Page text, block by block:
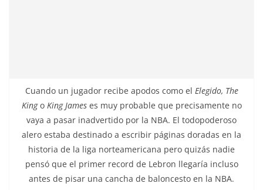
Cuando un jugador recibe apodos como el Elegido, The
Kingo King James es muy probable que precisamente no
vaya a pasar inadvertido por la NBA. El todopoderoso
alero estaba destinado a escribir páginas doradas en la
historia de la liga norteamericana pero quizás nadie
pensó que el primer record de Lebron llegaría incluso
antes de pisar una cancha de baloncesto en la NBA.